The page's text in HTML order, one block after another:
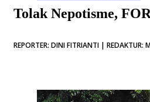
Tolak Nepotisme,
REPORTER: DINI FITRIANTI |